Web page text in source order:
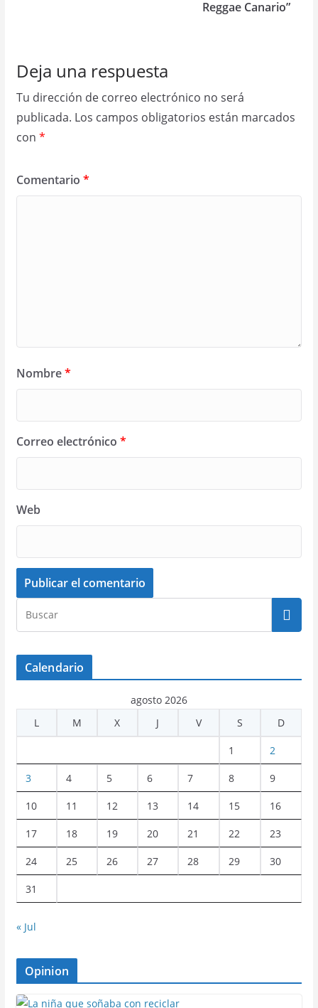
Reggae Canario”
Deja una respuesta
Tu dirección de correo electrónico no será
publicada. Los campos obligatorios están marcados
con *
Comentario *
Nombre*
Correo electrónico *
Web
Calendario
agosto 2026
L
M X J V S D
1 2
3 4 5 6 7 8 9
10 11 12 13 14 15 16
17 18 19 20 21 22 23
24 25 26 27 28 29 30
31
« Jul
Opinion